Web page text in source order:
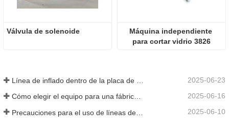
Válvula de solenoide
Máquina independiente
para cortar vidrio 3826
2025-06-23
Cómo elegir el equipo para una fábrica de vidrio aislante convencional 2025-06-16
2025-06-10